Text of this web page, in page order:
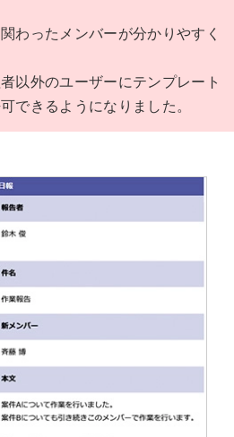
わったメンバーが分かりやすく
以外のユーザーにテンプレート
できるようになりました。